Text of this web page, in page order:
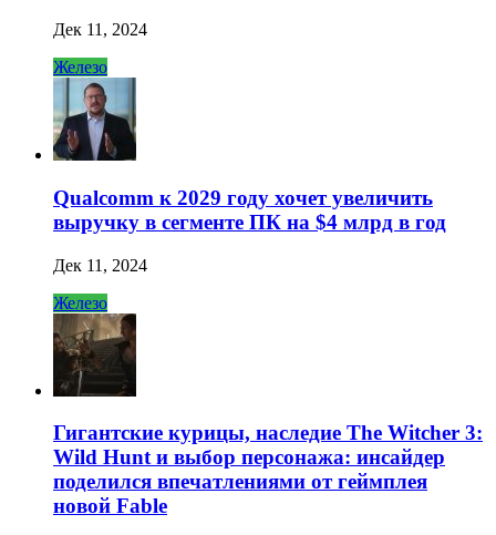
Дек 11, 2024
Железо
Qualcomm к 2029 году хочет увеличить
выручку в сегменте ПК на $4 млрд в год
Дек 11, 2024
Железо
Гигантские курицы, наследие The Witcher 3:
Wild Hunt и выбор персонажа: инсайдер
поделился впечатлениями от геймплея
новой Fable